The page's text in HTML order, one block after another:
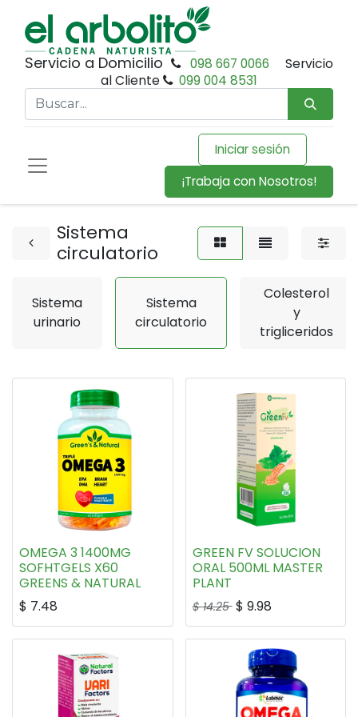
Servicio a Domicilio 098 667 0066
Servicio
al Cliente
099 004 8531
Iniciar sesión
¡Trabaja con Nosotros!
Sistema
circulatorio
Sistema
urinario
Sistema
circulatorio
Colesterol
y
trigliceridos
OMEGA 3 1400MG
SOFHTGELS X60
GREENS & NATURAL
$ 7.48
GREEN FV SOLUCION
ORAL 500ML MASTER
PLANT
$14.25 $ 9.98